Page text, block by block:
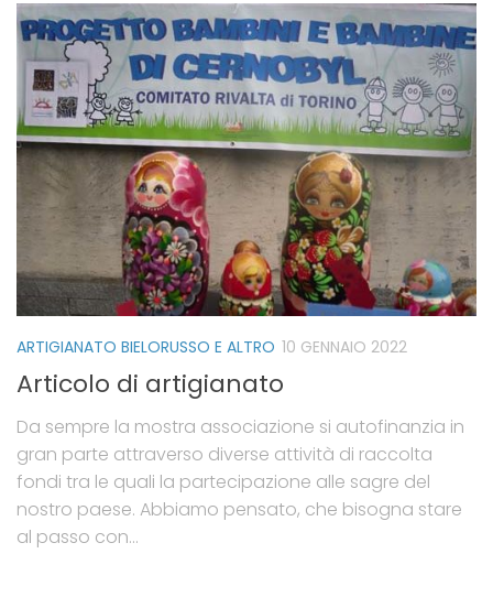
ARTIGIANATO BIELORUSSO E ALTRO 10 GENNAIO 2022
Articolo di artigianato
Da sempre la mostra associazione si autofinanzia in
gran parte attraverso diverse attività di raccolta
fondi tra le quali la partecipazione alle sagre del
nostro paese. Abbiamo pensato, che bisogna stare
al passo con...